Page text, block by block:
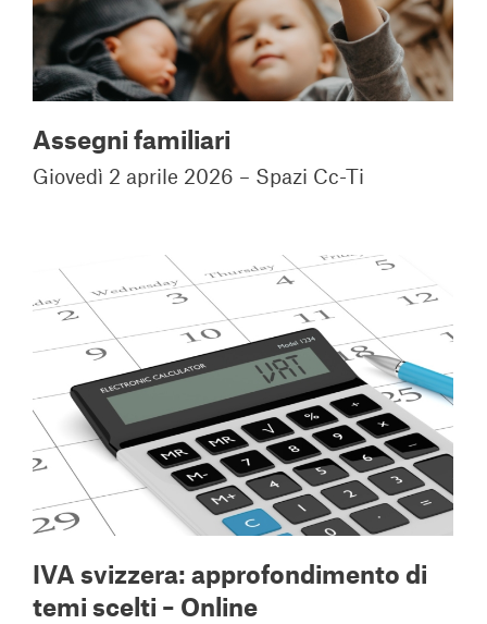
Assegni familiari
Giovedì 2 aprile 2026 – Spazi Cc-Ti
IVA svizzera: approfondimento di
temi scelti – Online